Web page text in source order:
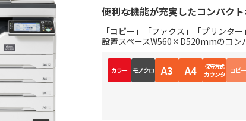
便利な機能が充実したコンパクト
「コピー」「ファクス」「プリンタ
設置スペースW560×D520mmのコン
カラー モノクロ A3 A4 保守方式
カウンタ コピー